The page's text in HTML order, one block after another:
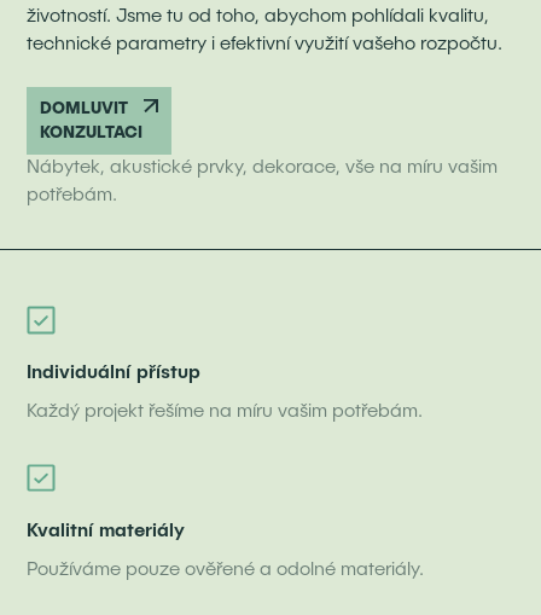
životností. Jsme tu od toho, abychom pohlídali kvalitu,
technické parametry i efektivní využití vašeho rozpočtu.
DOMLUVIT
KONZULTACI
Nábytek, akustické prvky, dekorace, vše na míru vašim
potřebám.
Individuální přístup
Každý projekt řešíme na míru vašim potřebám.
Kvalitní materiály
Používáme pouze ověřené a odolné materiály.